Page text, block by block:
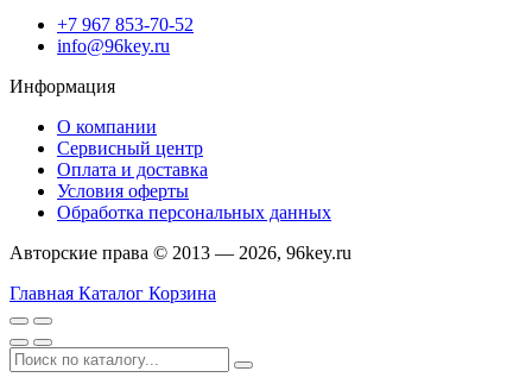
+7 967 853-70-52
info@96key.ru
Информация
О компании
Сервисный центр
Оплата и доставка
Условия оферты
Обработка персональных данных
Авторские права © 2013 — 2026, 96key.ru
Главная Каталог Корзина